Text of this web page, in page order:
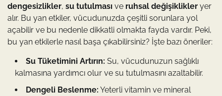
dengesizlikler, su tutulması ve ruhsal değişiklikler yer
alır. Bu yan etkiler, vücudunuzda çeşitli sorunlara yol
açabilir ve bu nedenle dikkatli olmakta fayda vardır. Peki,
bu yan etkilerle nasıl başa çıkabilirsiniz? İşte bazı öneriler:
Su Tüketimini Artırın: Su, vücudunuzun sağlıklı
kalmasına yardımcı olur ve su tutulmasını azaltabilir.
Dengeli Beslenme: Yeterli vitamin ve mineral